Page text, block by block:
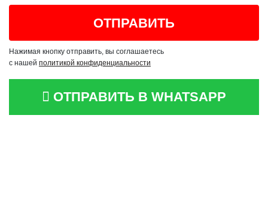
Нажимая кнопку отправить, вы соглашаетесь
с нашей политикой конфиденциальности
ОТПРАВИТЬ В WHATSAPP